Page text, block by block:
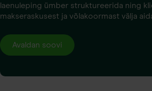
laenuleping ümber struktureerida ning
makseraskusest ja võlakoormast välja
Avaldan soovi